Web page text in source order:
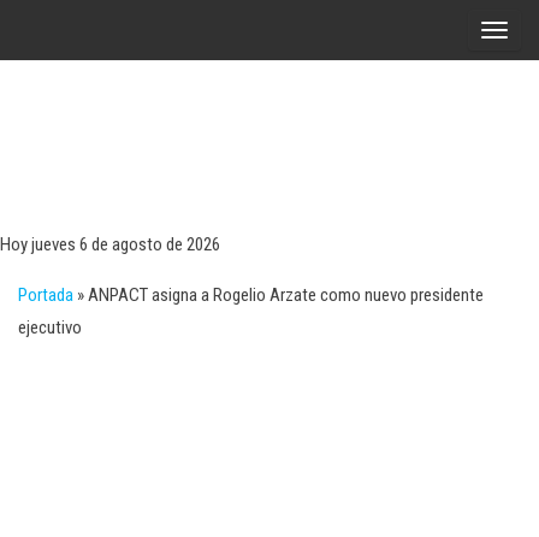
A
Hoy jueves 6 de agosto de 2026
Portada »ANPACT asigna a Rogelio Arzate como nuevo presidente
ejecutivo